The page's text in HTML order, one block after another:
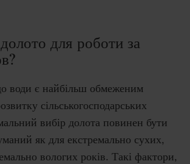
для роботи за
води є найбільш обмеженим
сільськогосподарських
вибір долота повинен бути
як для екстремально сухих,
вологих років. Такі фактори,